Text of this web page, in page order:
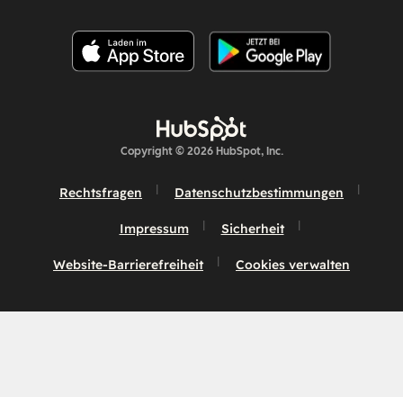
Copyright © 2026 HubSpot, Inc.
Rechtsfragen Datenschutzbestimmungen
Impressum Sicherheit
Website-Barrierefreiheit Cookies verwalten